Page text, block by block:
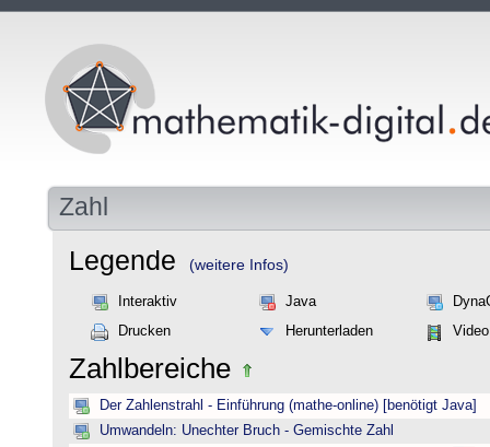
Zahl
Legende (weitere Infos)
Interaktiv Java
Drucken
Herunterladen Video
Zahlbereiche
Der Zahlenstrahl - Einführung (mathe-online) [benötigt Java]
Umwandeln: Unechter Bruch - Gemischte Zahl